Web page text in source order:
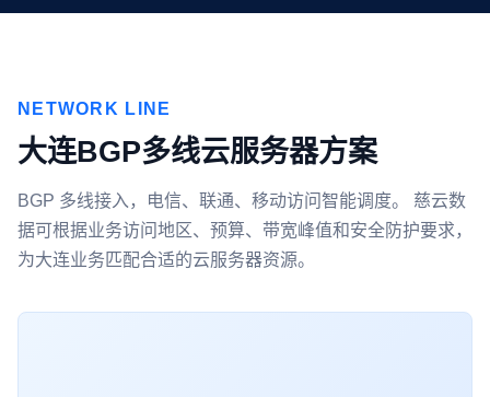
NETWORK LINE
大连BGP多线云服务器方案
BGP 多线接入，电信、联通、移动访问智能调度。 慈云数
据可根据业务访问地区、预算、带宽峰值和安全防护要求，
为大连业务匹配合适的云服务器资源。